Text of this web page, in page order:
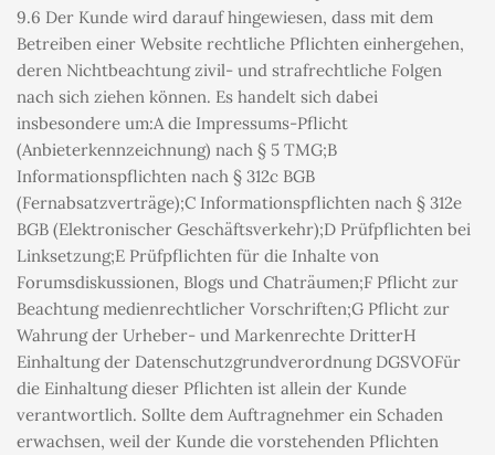
9.6 Der Kunde wird darauf hingewiesen, dass mit dem
Betreiben einer Website rechtliche Pflichten einhergehen,
deren Nichtbeachtung zivil- und strafrechtliche Folgen
nach sich ziehen können. Es handelt sich dabei
insbesondere um:A die Impressums-Pflicht
(Anbieterkennzeichnung) nach § 5 TMG;B
Informationspflichten nach § 312c BGB
(Fernabsatzverträge);C Informationspflichten nach § 312e
BGB (Elektronischer Geschäftsverkehr);D Prüfpflichten bei
Linksetzung;E Prüfpflichten für die Inhalte von
Forumsdiskussionen, Blogs und Chaträumen;F Pflicht zur
Beachtung medienrechtlicher Vorschriften;G Pflicht zur
Wahrung der Urheber- und Markenrechte DritterH
Einhaltung der Datenschutzgrundverordnung DGSVOFür
die Einhaltung dieser Pflichten ist allein der Kunde
verantwortlich. Sollte dem Auftragnehmer ein Schaden
erwachsen, weil der Kunde die vorstehenden Pflichten